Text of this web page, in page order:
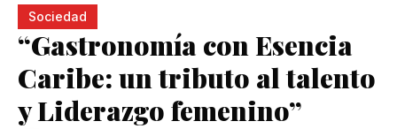
Sociedad
“Gastronomía con Esencia
Caribe: un tributo al talento
y Liderazgo femenino”